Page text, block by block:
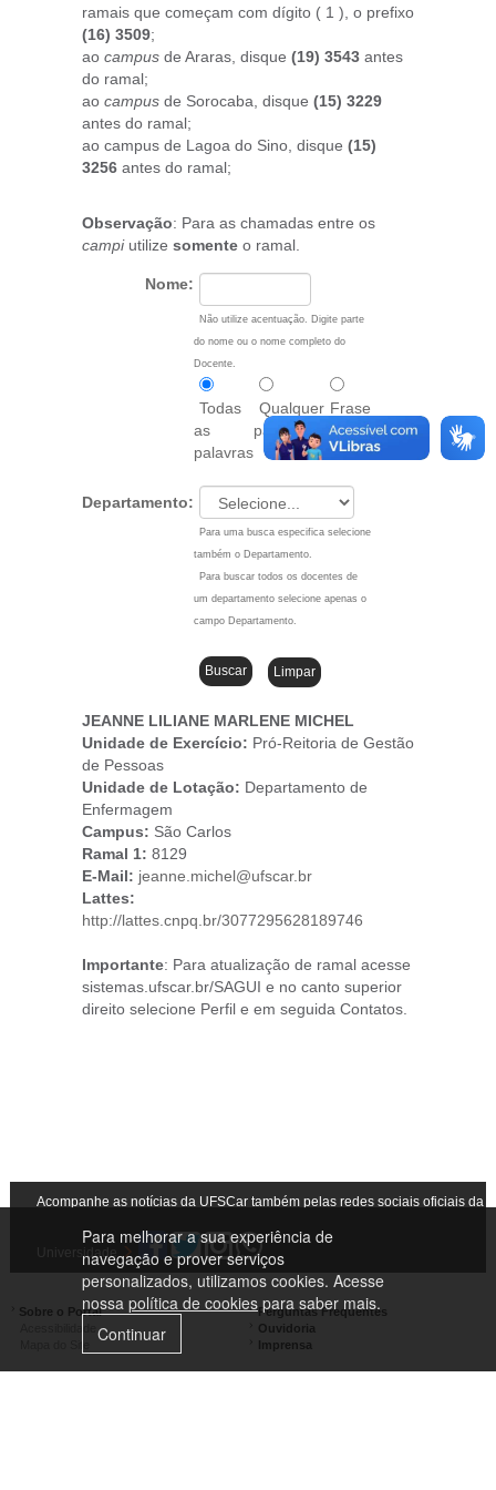
Para melhorar a sua experiência de
navegação e prover serviços
personalizados, utilizamos cookies. Acesse
nossa política de cookiespara saber mais.
Continuar
ramais que começam com dígito ( 1 ), o prefixo
(16) 3509;
ao campus de Araras, disque (19) 3543 antes
do ramal;
ao campus de Sorocaba, disque (15) 3229
antes do ramal;
ao campus de Lagoa do Sino, disque (15)
3256 antes do ramal;
Observação: Para as chamadas entre os
campiutilize somente o ramal.
Nome:
Não utilize acentuação. Digite parte
do nome ou o nome completo do
Docente.
Todas
as
palavras
Qualquer
palavra
Frase
exata
Departamento:
Para uma busca especifica selecione
também o Departamento.
Para buscar todos os docentes de
um departamento selecione apenas o
campo Departamento.
JEANNE LILIANE MARLENE MICHEL
Unidade de Exercício: Pró-Reitoria de Gestão
de Pessoas
Unidade de Lotação: Departamento de
Enfermagem
Campus: São Carlos
Ramal 1: 8129
E-Mail: jeanne.michel@ufscar.br
Lattes:
http://lattes.cnpq.br/3077295628189746
Importante: Para atualização de ramal acesse
sistemas.ufscar.br/SAGUI e no canto superior
direito selecione Perfil e em seguida Contatos.
Acompanhe as notícias da UFSCar também pelas redes sociais oficiais da
Universidade
Sobre o Portal
Perguntas Frequentes
Ouvidoria
Imprensa